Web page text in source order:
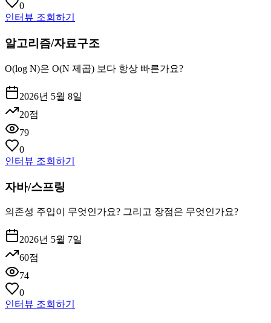
0
인터뷰 조회하기
알고리즘/자료구조
O(log N)은 O(N 제곱) 보다 항상 빠른가요?
2026년 5월 8일
20점
79
0
인터뷰 조회하기
자바/스프링
의존성 주입이 무엇인가요? 그리고 장점은 무엇인가요?
2026년 5월 7일
60점
74
0
인터뷰 조회하기